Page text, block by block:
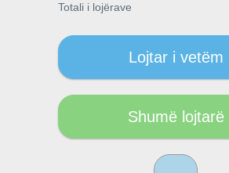
Totali i lojërave
Lojtar i vetëm
Shumë lojtarë